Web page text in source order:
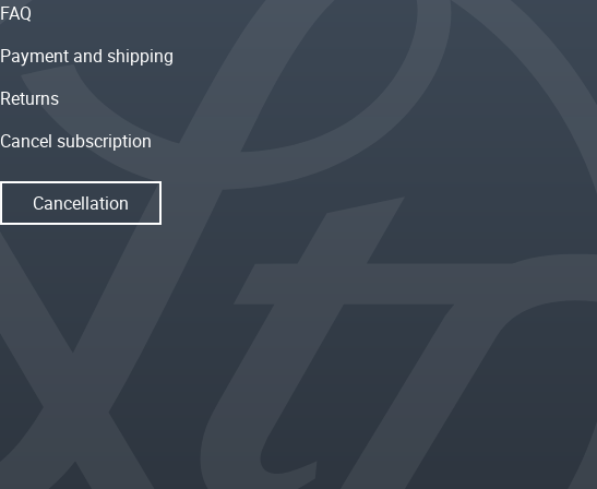
FAQ
Payment and shipping
Returns
Cancel subscription
Cancellation